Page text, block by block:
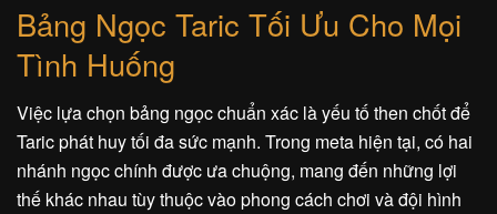
Bảng Ngọc Taric Tối Ưu Cho Mọi
Tình Huống
Việc lựa chọn bảng ngọc chuẩn xác là yếu tố then chốt để
Taric phát huy tối đa sức mạnh. Trong meta hiện tại, có hai
nhánh ngọc chính được ưa chuộng, mang đến những lợi
thế khác nhau tùy thuộc vào phong cách chơi và đội hình